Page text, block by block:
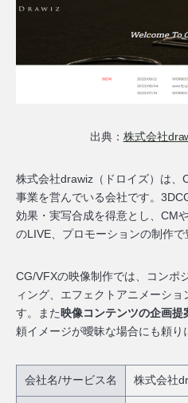
出典： 株式会社
株式会社drawiz（ドロイズ）は、
事業を営んでいる会社です。
効果・実写合成を得意とし、CM
のLIVE、プロモーションの制作で
CG/VFXの映像制作では、コンポ
ィング、エフェクトアニメーシ
す。また映像コンテンツの企画提
頼イメージが曖昧な場合にも頼り
会社名/サービス名 株式会社